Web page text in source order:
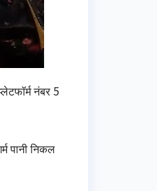
नंबर 5
पानी निकल